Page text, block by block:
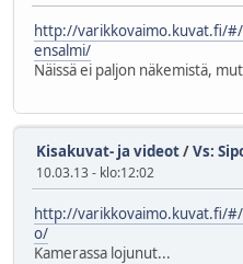
http://varikkovaimo.kuvat.fi/
ensalmi/
Näissä ei paljon näkemistä,
Kisakuvat- ja videot/Vs:
10.03.13 - klo:12:02
http://varikkovaimo.kuvat.fi/
o/
Kamerassa lojunut...